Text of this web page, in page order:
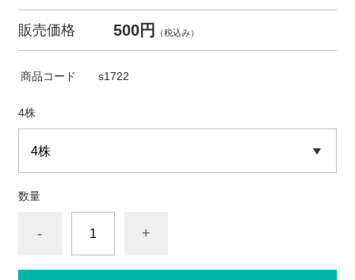
販売価格 500円 （税込み）
商品コード s1722
4株
数量
- +